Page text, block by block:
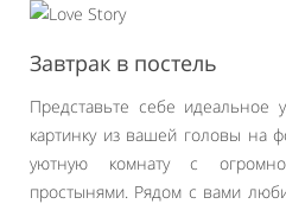
Завтрак в постель
Представьте себе идеальное
картинку из вашей головы на
уютную комнату с
простынями. Рядом с вами